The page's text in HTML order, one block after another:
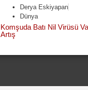
Derya Eskiyapan
Dünya
Komşuda Batı Nil Virüsü
Artış